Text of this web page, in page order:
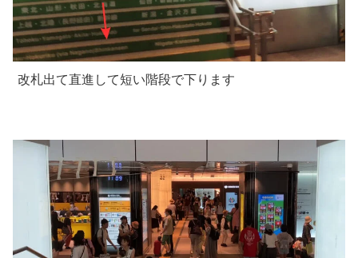
改札出て直進して短い階段で下ります